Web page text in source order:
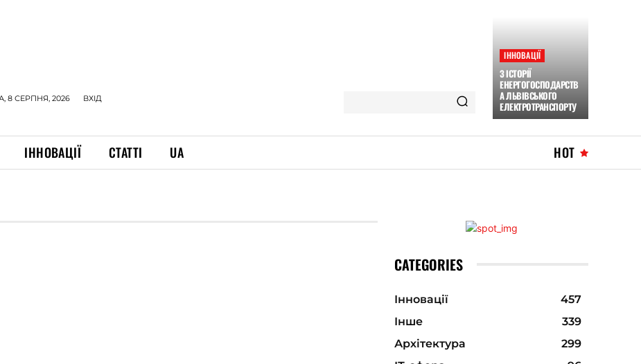
8 СЕРПНЯ, 2026 ВХІД
ІННОВАЦІЇ
З ІСТОРІЇ
ЕНЕРГОГОСПОДАРСТВ
А ЛЬВІВСЬКОГО
ЕЛЕКТРОТРАНСПОРТУ
ІННОВАЦІЇ СТАТТІ UA HOT
CATEGORIES
Інновації
457
Інше
339
Архітектура
299